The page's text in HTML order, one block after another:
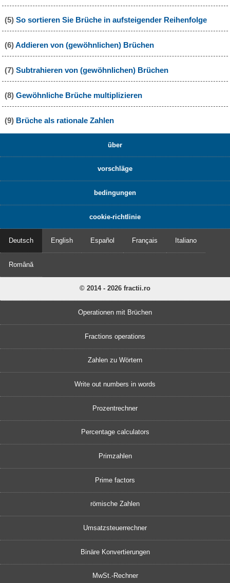
(5) So sortieren Sie Brüche in aufsteigender Reihenfolge
(6)Addieren von (gewöhnlichen) Brüchen
(7) Subtrahieren von (gewöhnlichen) Brüchen
(8) Gewöhnliche Brüche multiplizieren
(9) Brüche als rationale Zahlen
über
vorschläge
bedingungen
cookie-richtlinie
Deutsch English Español Français Italiano
Română
© 2014 - 2026 fractii.ro
Operationen mit Brüchen
Fractions operations
Zahlen zu Wörtern
Write out numbers in words
Prozentrechner
Percentage calculators
Primzahlen
Prime factors
römische Zahlen
Umsatzsteuerrechner
Binäre Konvertierungen
MwSt.-Rechner